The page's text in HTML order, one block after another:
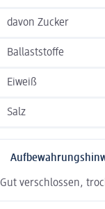
davon Zucker
Ballaststoffe
Eiweiß
Salz
Gut verschlossen,